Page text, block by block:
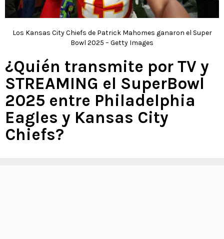
Los Kansas City Chiefs de Patrick Mahomes ganaron el Super
Bowl 2025 – Getty Images
¿Quién transmite por TV y
STREAMING el SuperBowl
2025 entre Philadelphia
Eagles y Kansas City
Chiefs?